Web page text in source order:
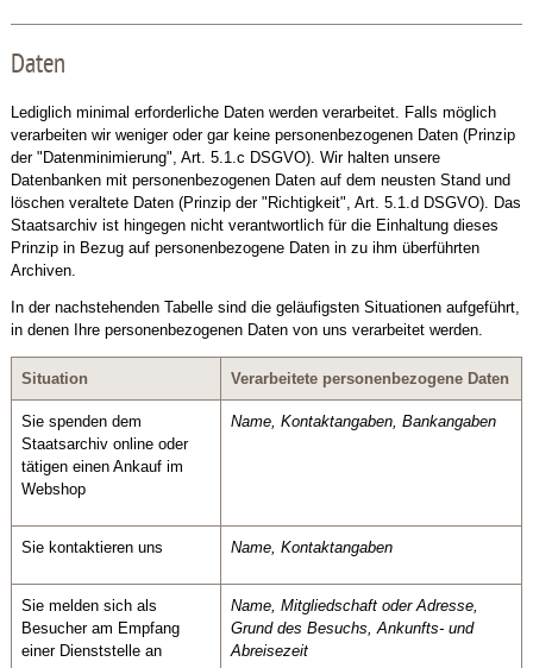
Daten
Lediglich minimal erforderliche Daten werden verarbeitet. Falls möglich
verarbeiten wir weniger oder gar keine personenbezogenen Daten (Prinzip
der "Datenminimierung", Art. 5.1.c DSGVO). Wir halten unsere
Datenbanken mit personenbezogenen Daten auf dem neusten Stand und
löschen veraltete Daten (Prinzip der "Richtigkeit", Art. 5.1.d DSGVO). Das
Staatsarchiv ist hingegen nicht verantwortlich für die Einhaltung dieses
Prinzip in Bezug auf personenbezogene Daten in zu ihm überführten
Archiven.
In der nachstehenden Tabelle sind die geläufigsten Situationen aufgeführt,
in denen Ihre personenbezogenen Daten von uns verarbeitet werden.
Situation Verarbeitete personenbezogene Daten
Sie spenden dem
Staatsarchiv online oder
tätigen einen Ankauf im
Webshop
Name, Kontaktangaben, Bankangaben
Sie kontaktieren uns Name, Kontaktangaben
Sie melden sich als
Besucher am Empfang
einer Dienststelle an
Name, Mitgliedschaft oder Adresse,
Grund des Besuchs, Ankunfts- und
Abreisezeit